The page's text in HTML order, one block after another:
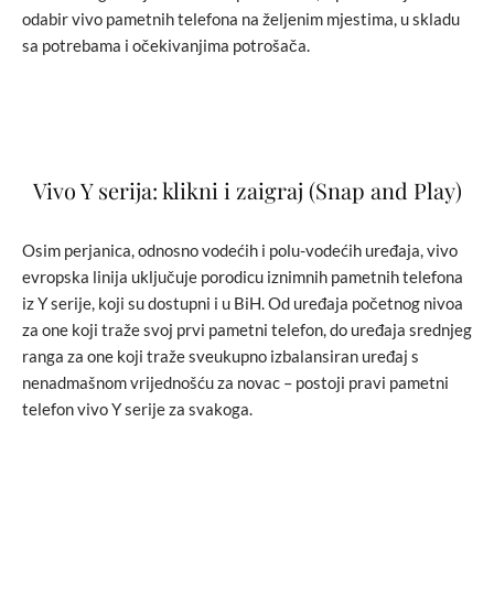
odabir vivo pametnih telefona na željenim mjestima, u skladu
sa potrebama i očekivanjima potrošača.
Vivo Y serija: klikni i zaigraj (Snap and Play)
Osim perjanica, odnosno vodećih i polu-vodećih uređaja, vivo
evropska linija uključuje porodicu iznimnih pametnih telefona
iz Y serije, koji su dostupni i u BiH. Od uređaja početnog nivoa
za one koji traže svoj prvi pametni telefon, do uređaja srednjeg
ranga za one koji traže sveukupno izbalansiran uređaj s
nenadmašnom vrijednošću za novac – postoji pravi pametni
telefon vivo Y serije za svakoga.